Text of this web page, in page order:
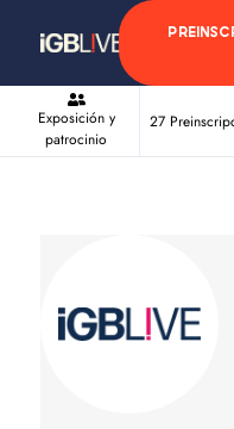
Exposición y
patrocinio
27